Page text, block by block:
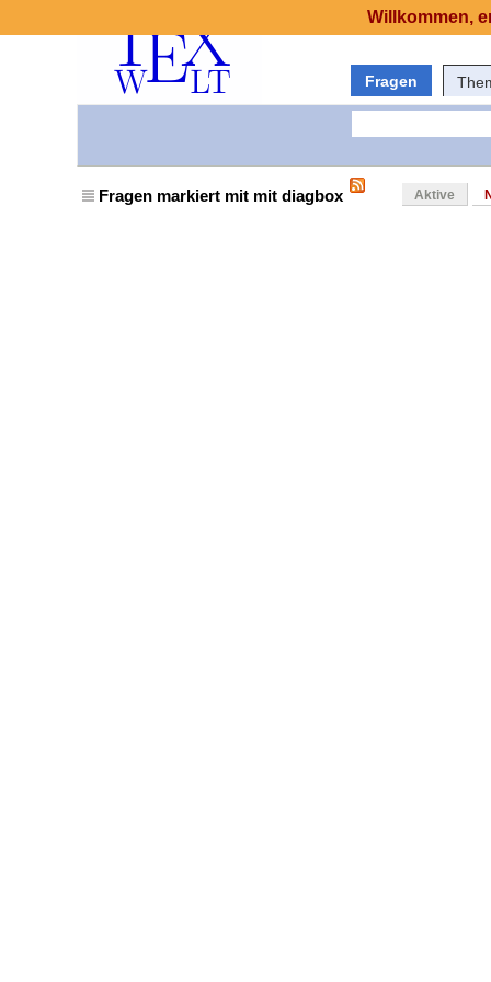
Fragen
Fragen markiert mit mit diagbox Aktive
Willkommen,